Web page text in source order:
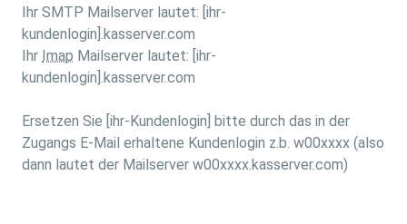
Ihr SMTP Mailserver lautet: [ihr-
kundenlogin].kasserver.com
Ihr Imap Mailserver lautet: [ihr-
kundenlogin].kasserver.com
Ersetzen Sie [ihr-Kundenlogin] bitte durch das in der
Zugangs E-Mail erhaltene Kundenlogin z.b. w00xxxx (also
dann lautet der Mailserver w00xxxx.kasserver.com)